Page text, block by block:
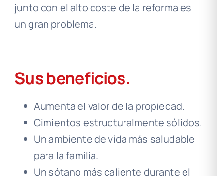
junto con el alto coste de la reforma es
un gran problema.
Sus beneficios.
Aumenta el valor de la propiedad.
Cimientos estructuralmente sólidos.
Un ambiente de vida más saludable
para la familia.
Un sótano más caliente durante el